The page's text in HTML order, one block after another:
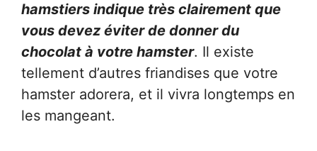
hamstiers indique très clairement que
vous devez éviter de donner du
chocolat à votre hamster. Il existe
tellement d’autres friandises que votre
hamster adorera, et il vivra longtemps en
les mangeant.